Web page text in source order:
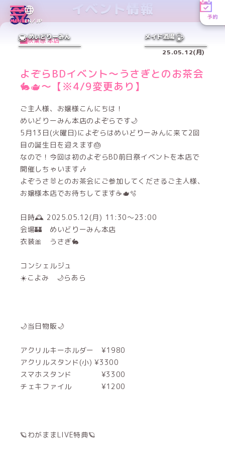
MENUEN／JP
予約
めいどりーみん メイド酒場
イベント情報
秋葉原 本店
25.05.12(月)
よぞらBDイベント〜うさぎとのお茶会
🐇🫖〜【※4/9変更あり】
ご主人様、お嬢様こんにちは！
めいどりーみん本店のよぞらです🌙
5月13日(火曜日)によぞらはめいどりーみんに来て2回
目の誕生日を迎えます🎂
なので！今回は初のよぞらBD前日祭イベントを本店で
開催しちゃいます🎶
よぞうさ🐰とのお茶会にご参加してくださるご主人様、
お嬢様本店でお待ちしてます☕️🫖🫧
日時🕰️ 2025.05.12(月) 11:30〜23:00
会場🏰 めいどりーみん本店
衣装🎀 うさぎ🐇
コンシェルジュ
☀️こよみ 🌙らあら
🌙当日物販🌙
アクリルキーホルダー ¥1980
アクリルスタンド(小) ¥3300
スマホスタンド ¥3300
チェキファイル ¥1200
🪐わがままLIVE特典🪐